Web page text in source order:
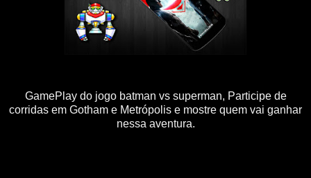
GamePlay do jogo batman vs superman, Participe de
corridas em Gotham e Metrópolis e mostre quem vai ganhar
nessa aventura.